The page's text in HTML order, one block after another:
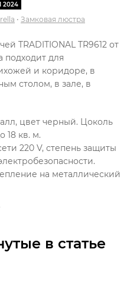
• Замковая люстра
TRADITIONAL TR9612 от
для
и коридоре, в
столом, в зале, в
цвет черный. Цоколь
18 кв. м.
220 V, степень защиты
на металлический
в статье